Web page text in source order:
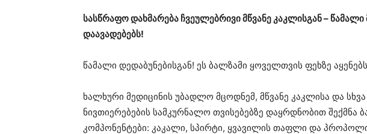
სასწრაფო დახმარება ჩვეულებრივი მწვანე კაკლისგან –
დაავადებებს!
წამალი დედაბუნებისგან! ეს ბალზამი ყოველთვის ფეხზე
ხალხური მედიცინის უბადლო მცოდნემ, მწვანე კაკლისა და
ნივთიერებების სამკურნალო თვისებებზე დაყრდნობით
კომპონენტები: კაკალი, სპირტი, ყვავილის თაფლი და